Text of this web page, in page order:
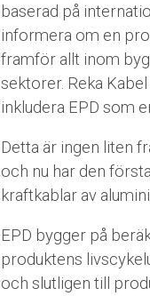
baserad på
informera om en
framför allt inom
sektorer. Reka
inkludera EPD som
Detta är ingen liten
och nu har den
kraftkablar av
EPD bygger på
produktens
och slutligen till